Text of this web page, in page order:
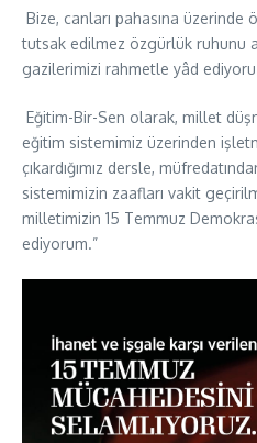
Bize, canları pahasına üzerinde
tutsak edilmez özgürlük ruhunu
gazilerimizi rahmetle yâd
Eğitim-Bir-Sen olarak, millet
eğitim sistemimiz üzerinden
çıkardığımız dersle,
sistemimizin zaafları vakit
milletimizin 15 Temmuz
ediyorum.”